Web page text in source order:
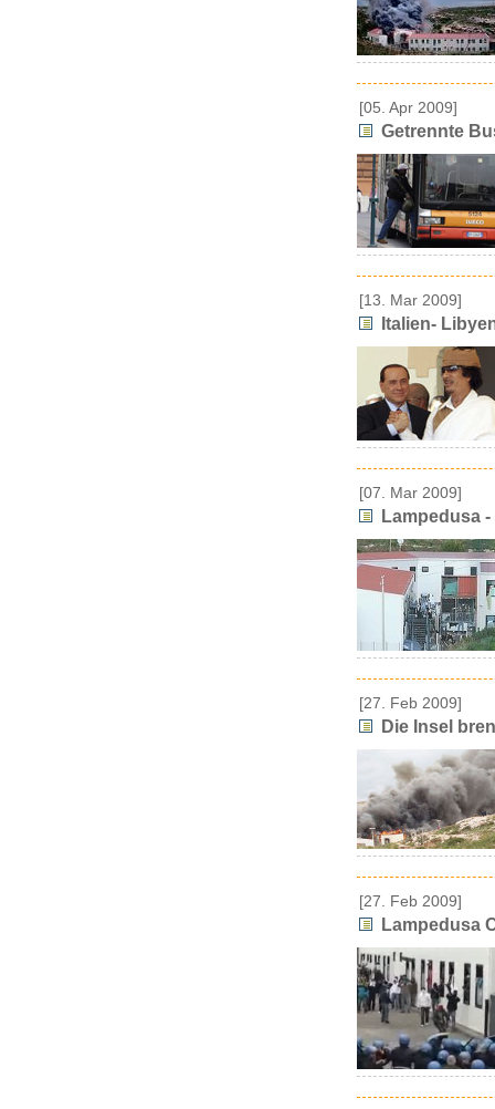
[05. Apr 2009]
Getrennte
[13. Mar 2009]
Italien-
[07. Mar 2009]
Lampedusa
[27. Feb 2009]
Die Insel
[27. Feb 2009]
Lampedusa